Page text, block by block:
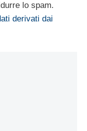
lo spam.
derivati dai